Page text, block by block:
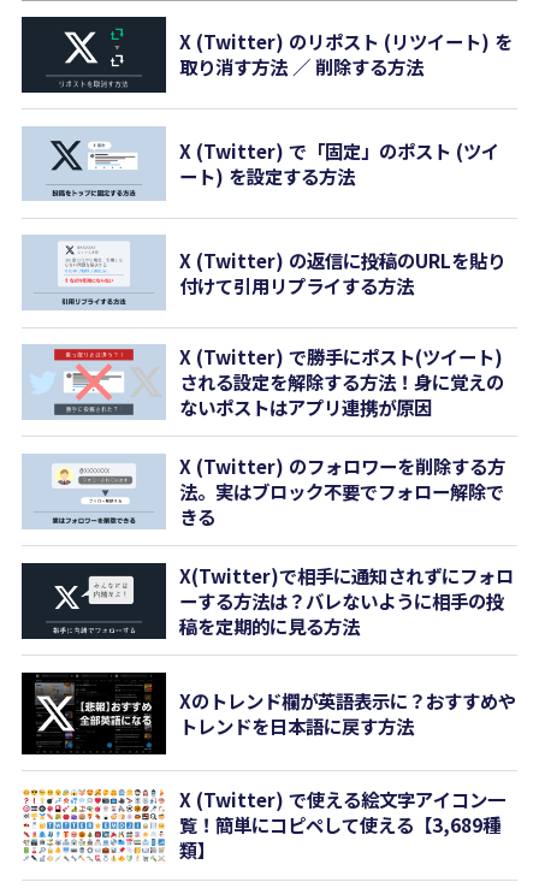
X (Twitter) のリポスト (リツイート) を
取り消す方法 ／ 削除する方法
X (Twitter) で「固定」のポスト (ツイ
ート) を設定する方法
X (Twitter) の返信に投稿のURLを貼り
付けて引用リプライする方法
X (Twitter) で勝手にポスト(ツイート)
される設定を解除する方法！身に覚えの
ないポストはアプリ連携が原因
X (Twitter) のフォロワーを削除する方
法。実はブロック不要でフォロー解除で
きる
X(Twitter)で相手に通知されずにフォロ
ーする方法は？バレないように相手の投
稿を定期的に見る方法
Xのトレンド欄が英語表示に？おすすめや
トレンドを日本語に戻す方法
X (Twitter) で使える絵文字アイコン一
覧！簡単にコピペして使える【3,689種
類】